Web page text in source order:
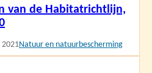
van de Habitatrichtlijn,
2021Natuur en natuurbescherming